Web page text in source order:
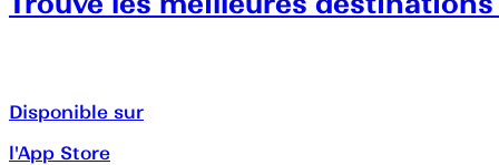
Disponible sur
l'App Store